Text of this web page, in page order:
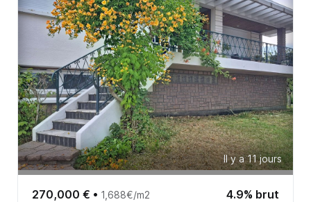
Il y a 11 jours
270,000 € • 1,688€/m2 4.9% brut